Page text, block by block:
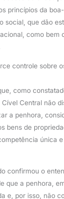
princípios da
social, que dão
como bem
controle sobre
como
Central não
a penhora,
bens de
única
confirmou o
que a penhora,
e, por isso, não